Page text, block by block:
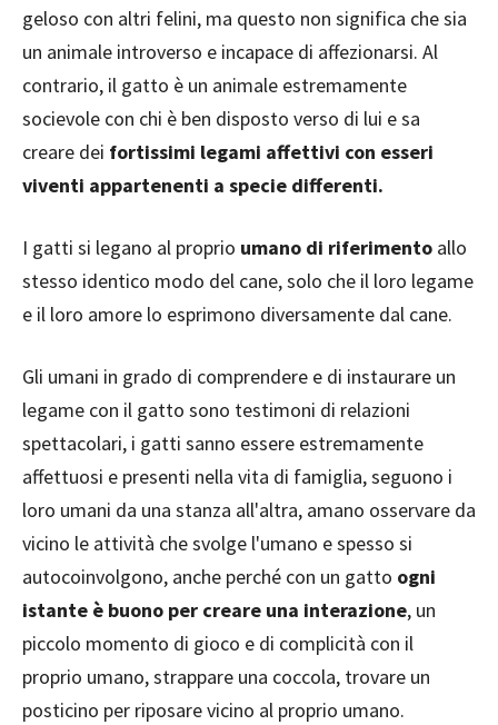
geloso con altri felini, ma questo non significa che sia
un animale introverso e incapace di affezionarsi. Al
contrario, il gatto è un animale estremamente
socievole con chi è ben disposto verso di lui e sa
creare dei fortissimi legami affettivi con esseri
viventi appartenenti a specie differenti.
I gatti si legano al proprio umano di riferimento allo
stesso identico modo del cane, solo che il loro legame
e il loro amore lo esprimono diversamente dal cane.
Gli umani in grado di comprendere e di instaurare un
legame con il gatto sono testimoni di relazioni
spettacolari, i gatti sanno essere estremamente
affettuosi e presenti nella vita di famiglia, seguono i
loro umani da una stanza all'altra, amano osservare da
vicino le attività che svolge l'umano e spesso si
autocoinvolgono, anche perché con un gatto ogni
istante è buono per creare una interazione, un
piccolo momento di gioco e di complicità con il
proprio umano, strappare una coccola, trovare un
posticino per riposare vicino al proprio umano.